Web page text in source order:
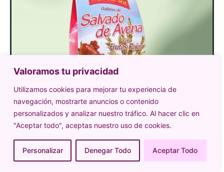
Valoramos tu privacidad
Utilizamos cookies para mejorar tu experiencia de
navegación, mostrarte anuncios o contenido
personalizados y analizar nuestro tráfico. Al hacer clic en
"Aceptar todo", aceptas nuestro uso de cookies.
Personalizar Denegar Todo Aceptar Todo